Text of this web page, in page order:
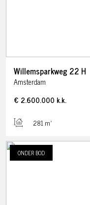
Willemsparkweg 22 H
Amsterdam
€ 2.600.000 k.k.
281 m²
ONDER BOD